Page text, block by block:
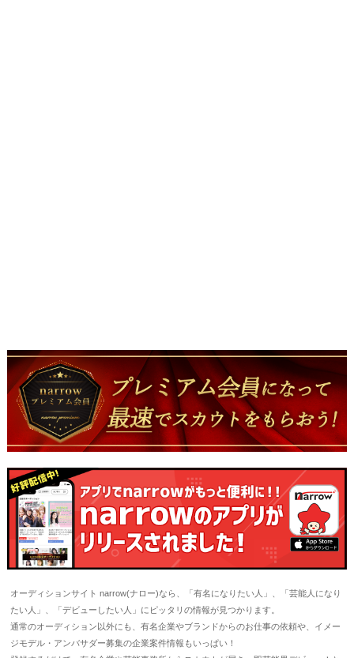
オーディションサイト narrow(ナロー)なら、「有名になりたい人」、「芸能人になり
たい人」、「デビューしたい人」にピッタリの情報が見つかります。
通常のオーディション以外にも、有名企業やブランドからのお仕事の依頼や、イメー
ジモデル・アンバサダー募集の企業案件情報もいっぱい！